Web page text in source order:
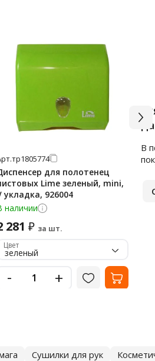
тр1805774
для полотенец
Lime зеленый, mini,
укладка, 926004
наличии
281 ₽ за шт.
Цвет
зеленый
- +
В
Сушилки для рук